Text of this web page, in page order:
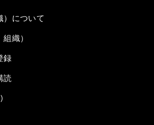
）について
織）
録
読